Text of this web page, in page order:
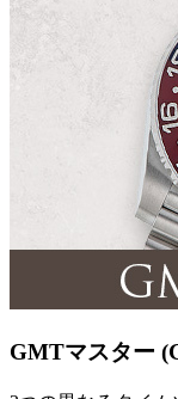
GMTマスター